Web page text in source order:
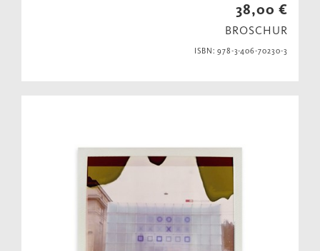
38,00 €
BROSCHUR
ISBN: 978-3-406-70230-3